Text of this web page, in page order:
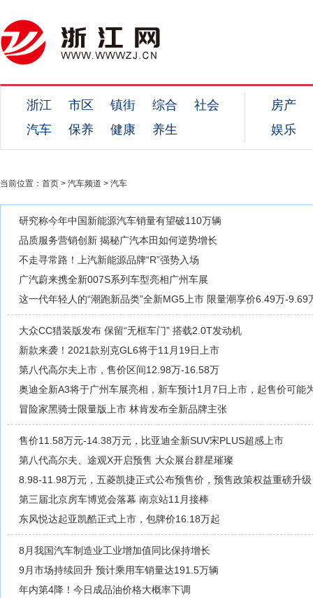
浙江 市区 镇街 综合
社会
汽车
保养 健康 养生
房产
娱乐
当前位置： 首页 > 汽车频道 > 汽车
研究称今年中国新能源汽车销量有望破110万辆
品质服务营销创新 揭秘广汽本田如何逆势增长
不走寻常路！上汽新能源品牌“R”强势入场
广汽蔚来携全新007S系列车型亮相广州车展
这一代年轻人的“潮跑新品类”全新MG5上市 限量潮享价6.49万-9.69
大众CC猎装版发布 保留“无框车门” 搭载2.0T发动机
新款来袭！2021款别克GL6将于11月19日上市
第八代高尔夫上市，售价区间12.98万-16.58万
奥迪全新A3将于广州车展亮相，新车预计1月7日上市，起售价可能
冒险家黑骑士限量版上市 林肯发布全新品牌主张
售价11.58万元-14.38万元，比亚迪全新SUV宋PLUS超感上市
第八代高尔夫、途观X开启预售 大众展台群星璀璨
8.98-11.98万元，五菱凯捷正式公布预售价，预售政策权益重磅升级
第三届北京房车博览会落幕 南京站11月接棒
东风悦达起亚凯酷正式上市，包牌价16.18万起
8月我国汽车制造业工业增加值同比保持增长
9月市场持续回升 预计乘用车销量达191.5万辆
年内第4降！今日成品油价格大概率下调